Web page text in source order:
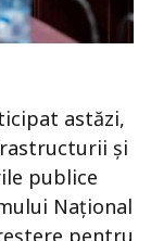
astăzi,
și
publice
Național